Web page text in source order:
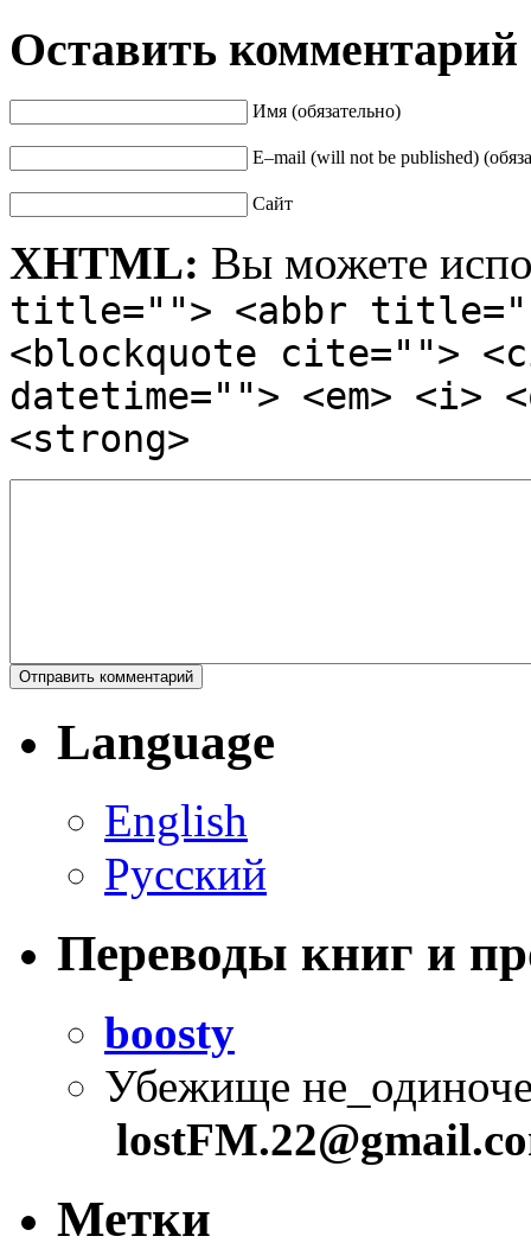
Оставить комментарий
Имя (обязательно)
E–mail (will not be published)
Сайт
XHTML: Вы можете
title=""> <abbr
<blockquote cite="">
datetime=""> <em>
<strong>
Language
English
Русский
Переводы книг и
boosty
Убежище
Метки